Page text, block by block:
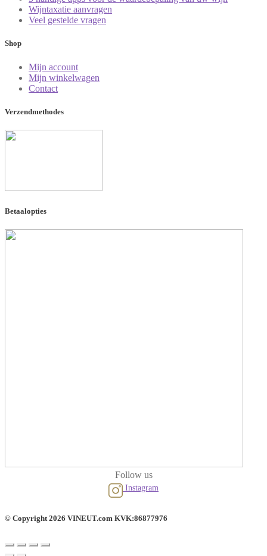
Wijntaxatie aanvragen
Veel gestelde vragen
Shop
Mijn account
Mijn winkelwagen
Contact
Verzendmethodes
Betaalopties
Follow us
Instagram
© Copyright 2026 VINEUT.com KVK:86877976